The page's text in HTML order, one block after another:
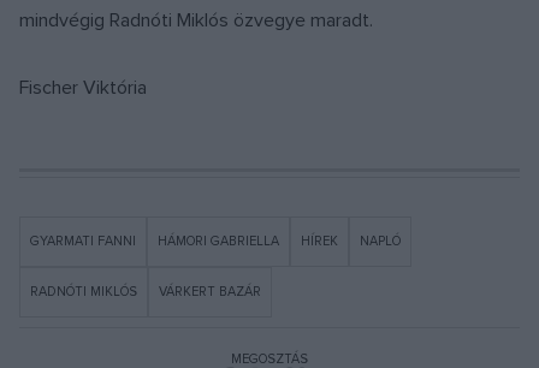
mindvégig Radnóti Miklós özvegye maradt.
Fischer Viktória
GYARMATI FANNI HÁMORI GABRIELLA HÍREK NAPLÓ
RADNÓTI MIKLÓS VÁRKERT BAZÁR
MEGOSZTÁS